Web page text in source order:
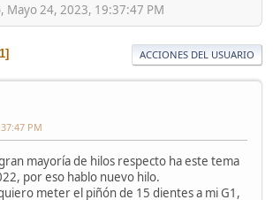
Mayo 24, 2023, 19:37:47 PM
1 ACCIONES DEL USUARIO
PM
mayoría de hilos respecto ha este tema
por eso hablo nuevo hilo.
meter el piñón de 15 dientes a mi G1,